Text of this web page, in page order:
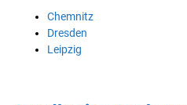
Chemnitz
Dresden
Leipzig